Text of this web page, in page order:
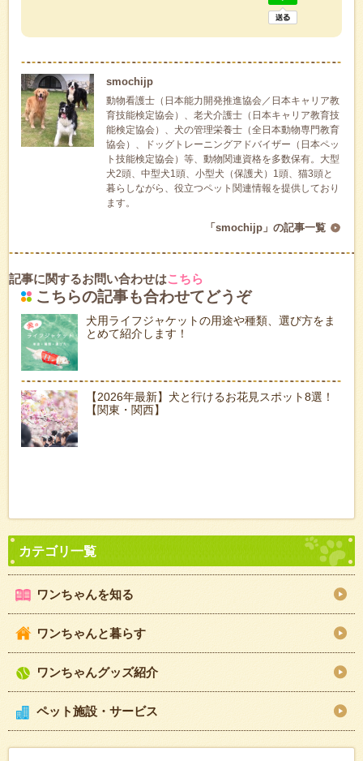
smochijp
動物看護士（日本能力開発推進協会／日本キャリア教
育技能検定協会）、老犬介護士（日本キャリア教育技
能検定協会）、犬の管理栄養士（全日本動物専門教育
協会）、ドッグトレーニングアドバイザー（日本ペッ
ト技能検定協会）等、動物関連資格を多数保有。大型
犬2頭、中型犬1頭、小型犬（保護犬）1頭、猫3頭と
暮らしながら、役立つペット関連情報を提供しており
ます。
「smochijp」の記事一覧
記事に関するお問い合わせはこちら
こちらの記事も合わせてどうぞ
犬用ライフジャケットの用途や種類、選び方をま
とめて紹介します！
【2026年最新】犬と行けるお花見スポット8選！
【関東・関西】
ワンちゃんを知る
ワンちゃんと暮らす
ワンちゃんグッズ紹介
ペット施設・サービス